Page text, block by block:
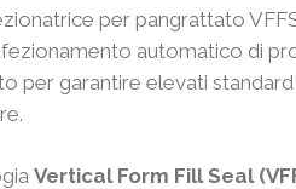
per pangrattato
automatico di
per garantire elevati
Vertical Form Fill Seal